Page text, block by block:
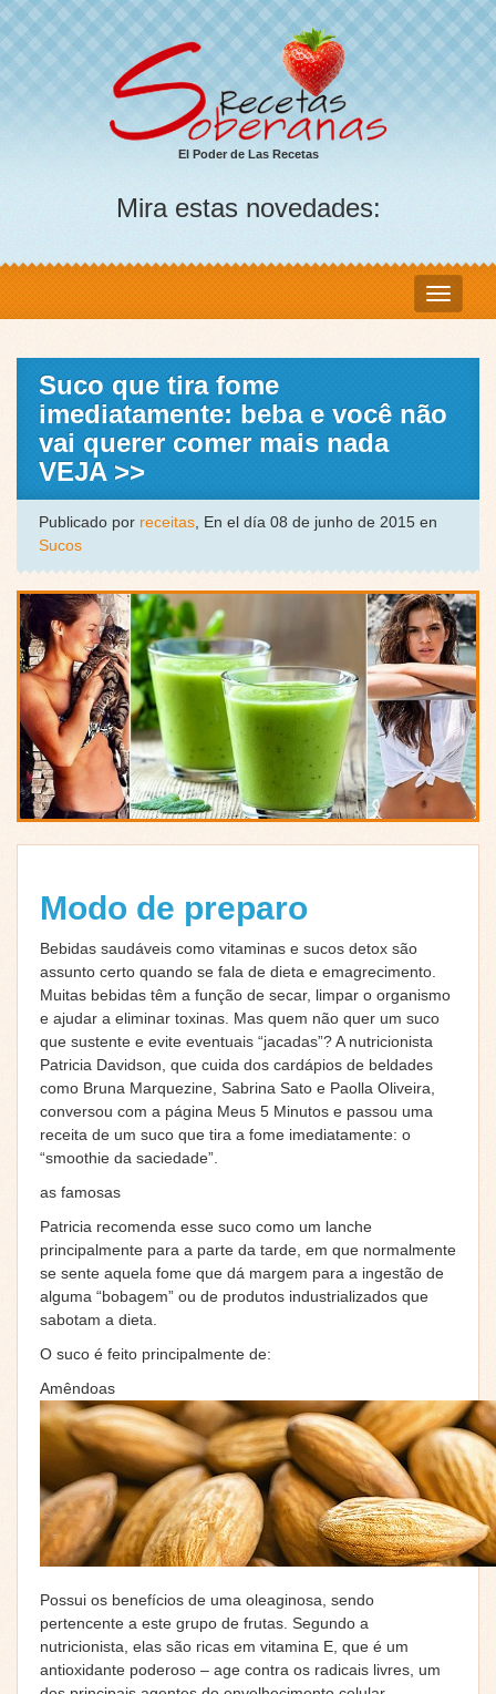
El Poder de Las Recetas
Mira estas novedades:
Suco que tira fome
imediatamente: beba e você não
vai querer comer mais nada
VEJA >>
Publicado por receitas, En el día 08 de junho de 2015 en
Sucos
Modo de preparo
Bebidas saudáveis como vitaminas e sucos detox são
assunto certo quando se fala de dieta e emagrecimento.
Muitas bebidas têm a função de secar, limpar o organismo
e ajudar a eliminar toxinas. Mas quem não quer um suco
que sustente e evite eventuais “jacadas”? A nutricionista
Patricia Davidson, que cuida dos cardápios de beldades
como Bruna Marquezine, Sabrina Sato e Paolla Oliveira,
conversou com a página Meus 5 Minutos e passou uma
receita de um suco que tira a fome imediatamente: o
“smoothie da saciedade”.
as famosas
Patricia recomenda esse suco como um lanche
principalmente para a parte da tarde, em que normalmente
se sente aquela fome que dá margem para a ingestão de
alguma “bobagem” ou de produtos industrializados que
sabotam a dieta.
O suco é feito principalmente de:
Amêndoas
Possui os benefícios de uma oleaginosa, sendo
pertencente a este grupo de frutas. Segundo a
nutricionista, elas são ricas em vitamina E, que é um
antioxidante poderoso – age contra os radicais livres, um